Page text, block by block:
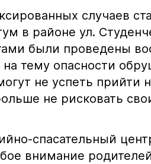
случаев
в районе ул.
были проведены
тему опасности
не успеть
не рисковать
спасательный
внимание